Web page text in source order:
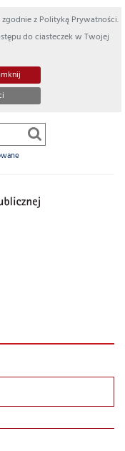
z Polityką Prywatności.
do ciasteczek w Twojej